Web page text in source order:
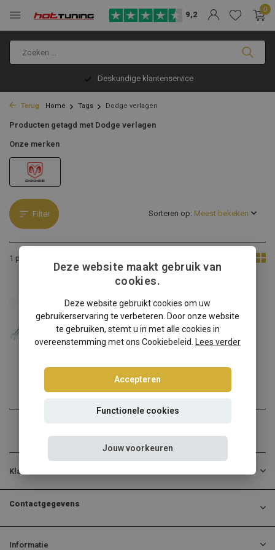
9,2
0
Deskundige klantenservice
Terug Home Tags Dodge verlagen
Producten getagd met Dodge verlagen
Onze merken
Filter
1 product
Sorteren op:
Dodge Magnum LX schroefset
Dodge Magnum LX? Kies dan...
€360,00
Klantenservice
Contactgegevens
Informatie
Deze website maakt gebruik van
cookies.
Deze website gebruikt cookies om uw
gebruikerservaring te verbeteren. Door onze website
te gebruiken, stemt u in met alle cookies in
overeenstemming met ons Cookiebeleid.
Lees verder
Accepteren
Functionele cookies
Jouw voorkeuren